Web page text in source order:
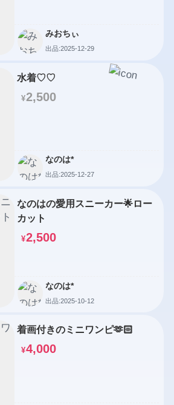
みおちぃ
出品:2025-12-29
水着♡♡
¥2,500
なのは*
出品:2025-12-27
なのはの愛用スニーカー🌟ロー
カット
¥2,500
なのは*
出品:2025-10-12
着画付きのミニワンピ🫶🏻‎
¥4,000